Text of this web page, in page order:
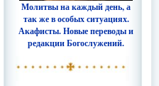
Молитвы на каждый день, а
так же в особых ситуациях.
Акафисты. Новые переводы и
редакции Богослужений.